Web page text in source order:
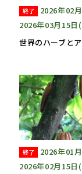
終了
2026年02
2026年03月15日
世界のハーブと
終了
2026年01
2026年02月15日